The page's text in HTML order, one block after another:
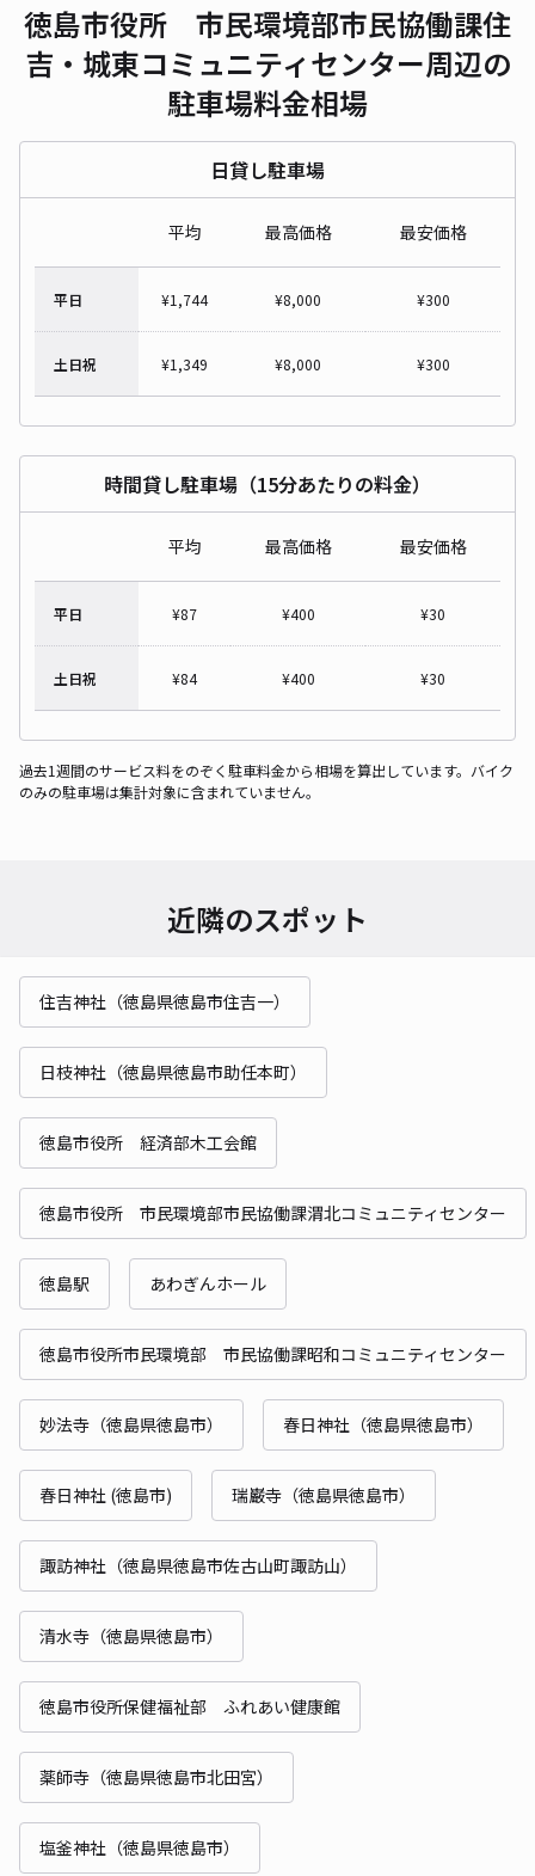
徳島市役所 市民環境部市民協働課住
吉・城東コミュニティセンター周辺の
駐車場料金相場
日貸し駐車場
平均 最高価格 最安価格
平日 ¥1,744 ¥8,000 ¥300
土日祝 ¥1,349 ¥8,000 ¥300
時間貸し駐車場（15分あたりの料金）
平均 最高価格 最安価格
平日 ¥87 ¥400 ¥30
土日祝 ¥84 ¥400 ¥30
過去1週間のサービス料をのぞく駐車料金から相場を算出しています。バイク
のみの駐車場は集計対象に含まれていません。
近隣のスポット
住吉神社（徳島県徳島市住吉一）
日枝神社（徳島県徳島市助任本町）
徳島市役所 経済部木工会館
徳島市役所 市民環境部市民協働課渭北コミュニティセンター
徳島駅 あわぎんホール
徳島市役所市民環境部 市民協働課昭和コミュニティセンター
妙法寺（徳島県徳島市） 春日神社（徳島県徳島市）
春日神社 (徳島市) 瑞巌寺（徳島県徳島市）
諏訪神社（徳島県徳島市佐古山町諏訪山）
清水寺（徳島県徳島市）
徳島市役所保健福祉部 ふれあい健康館
薬師寺（徳島県徳島市北田宮）
塩釜神社（徳島県徳島市）